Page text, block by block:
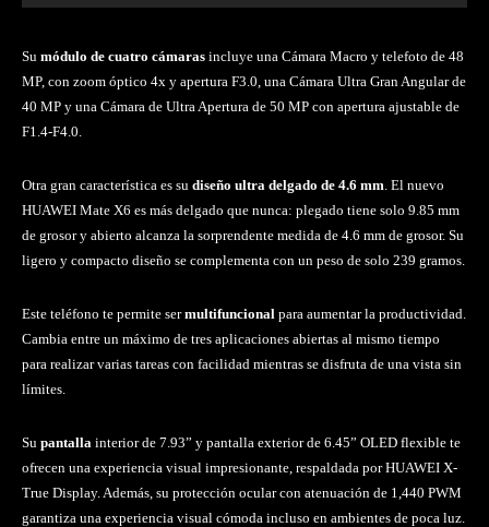
Su módulo de cuatro cámaras incluye una Cámara Macro y telefoto de 48
MP, con zoom óptico 4x y apertura F3.0, una Cámara Ultra Gran Angular de
40 MP y una Cámara de Ultra Apertura de 50 MP con apertura ajustable de
F1.4-F4.0.
Otra gran característica es su diseño ultra delgado de 4.6 mm . El nuevo
HUAWEI Mate X6 es más delgado que nunca: plegado tiene solo 9.85 mm
de grosor y abierto alcanza la sorprendente medida de 4.6 mm de grosor. Su
ligero y compacto diseño se complementa con un peso de solo 239 gramos.
Este teléfono te permite sermultifuncional para aumentar la productividad.
Cambia entre un máximo de tres aplicaciones abiertas al mismo tiempo
para realizar varias tareas con facilidad mientras se disfruta de una vista sin
límites.
Su pantalla interior de 7.93” y pantalla exterior de 6.45” OLED flexible te
ofrecen una experiencia visual impresionante, respaldada por HUAWEI X-
True Display. Además, su protección ocular con atenuación de 1,440 PWM
garantiza una experiencia visual cómoda incluso en ambientes de poca luz.